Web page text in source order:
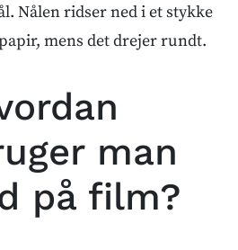
Nålen ridser ned i et stykke
mens det drejer rundt.
man
på film?